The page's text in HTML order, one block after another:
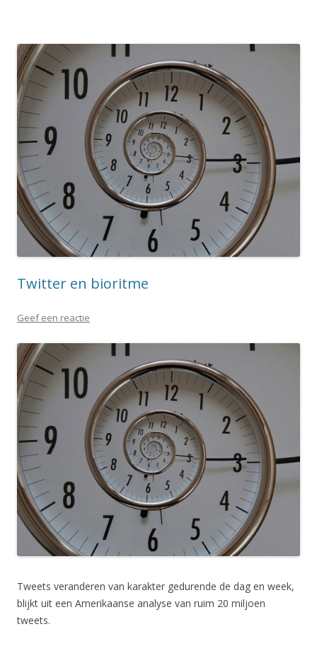
Twitter en bioritme
Geef een reactie
Tweets veranderen van karakter gedurende de dag en week,
blijkt uit een Amerikaanse analyse van ruim 20 miljoen
tweets.